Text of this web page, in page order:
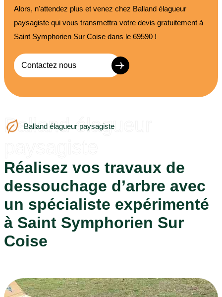
Alors, n'attendez plus et venez chez Balland élagueur
paysagiste qui vous transmettra votre devis gratuitement à
Saint Symphorien Sur Coise dans le 69590 !
Contactez nous
Balland élagueur paysagiste
Balland élagueur
Réalisez vos travaux de
dessouchage d’arbre avec
un spécialiste expérimenté
à Saint Symphorien Sur
Coise